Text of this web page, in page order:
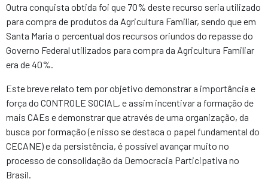
Outra conquista obtida foi que 70% deste recurso seria utilizado
para compra de produtos da Agricultura Familiar, sendo que em
Santa Maria o percentual dos recursos oriundos do repasse do
Governo Federal utilizados para compra da Agricultura Familiar
era de 40%.
Este breve relato tem por objetivo demonstrar a importância e
força do CONTROLE SOCIAL, e assim incentivar a formação de
mais CAEs e demonstrar que através de uma organização, da
busca por formação (e nisso se destaca o papel fundamental do
CECANE) e da persistência, é possível avançar muito no
processo de consolidação da Democracia Participativa no
Brasil.